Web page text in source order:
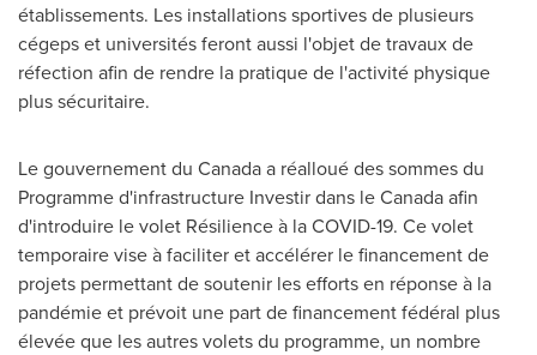
établissements. Les installations sportives de plusieurs
cégeps et universités feront aussi l'objet de travaux de
réfection afin de rendre la pratique de l'activité physique
plus sécuritaire.
Le gouvernement du Canada a réalloué des sommes du
Programme d'infrastructure Investir dans le Canada afin
d'introduire le volet Résilience à la COVID-19. Ce volet
temporaire vise à faciliter et accélérer le financement de
projets permettant de soutenir les efforts en réponse à la
pandémie et prévoit une part de financement fédéral plus
élevée que les autres volets du programme, un nombre